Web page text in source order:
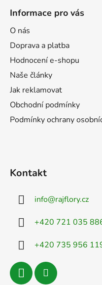
Informace pro vás
O nás
Doprava a platba
Hodnocení e-shopu
Naše články
Jak reklamovat
Obchodní podmínky
Podmínky ochrany
Kontakt
info@rajflory.cz
+420 721 035
+420 735 956